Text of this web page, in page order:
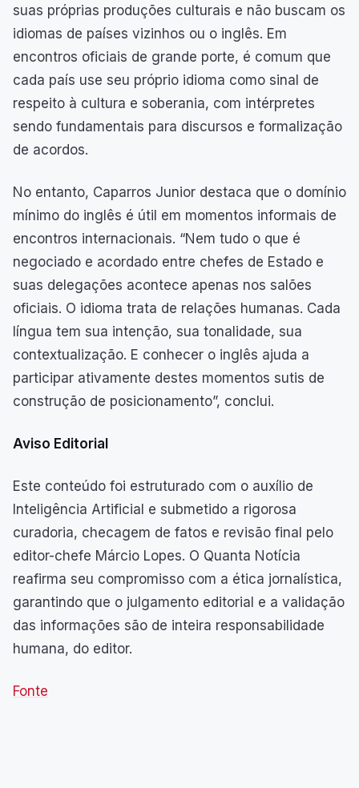
suas próprias produções culturais e não buscam os
idiomas de países vizinhos ou o inglês. Em
encontros oficiais de grande porte, é comum que
cada país use seu próprio idioma como sinal de
respeito à cultura e soberania, com intérpretes
sendo fundamentais para discursos e formalização
de acordos.
No entanto, Caparros Junior destaca que o domínio
mínimo do inglês é útil em momentos informais de
encontros internacionais. “Nem tudo o que é
negociado e acordado entre chefes de Estado e
suas delegações acontece apenas nos salões
oficiais. O idioma trata de relações humanas. Cada
língua tem sua intenção, sua tonalidade, sua
contextualização. E conhecer o inglês ajuda a
participar ativamente destes momentos sutis de
construção de posicionamento”, conclui.
Aviso Editorial
Este conteúdo foi estruturado com o auxílio de
Inteligência Artificial e submetido a rigorosa
curadoria, checagem de fatos e revisão final pelo
editor-chefe Márcio Lopes. O Quanta Notícia
reafirma seu compromisso com a ética jornalística,
garantindo que o julgamento editorial e a validação
das informações são de inteira responsabilidade
humana, do editor.
Fonte